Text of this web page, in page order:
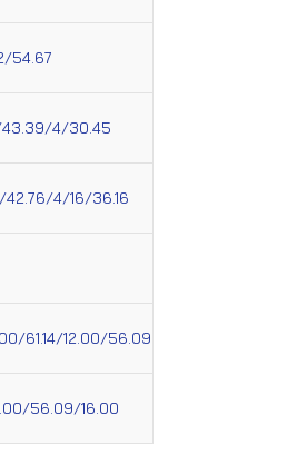
54.67
4/30.45
42.76/4/16/36.16
61.14/12.00/56.09
56.09/16.00